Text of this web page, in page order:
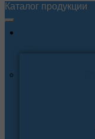
Каталог продукции